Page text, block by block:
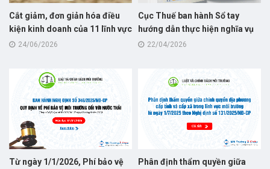
Cắt giảm, đơn giản hóa điều
kiện kinh doanh của 11 lĩnh vực
nông nghiệp và môi trường
24/06/2026
Cục Thuế ban hành Sổ tay
hướng dẫn thực hiện nghĩa vụ
thuế dành cho hộ kinh doanh
22/04/2026
Từ ngày 1/1/2026, Phí bảo vệ
Phân định thẩm quyền giữa